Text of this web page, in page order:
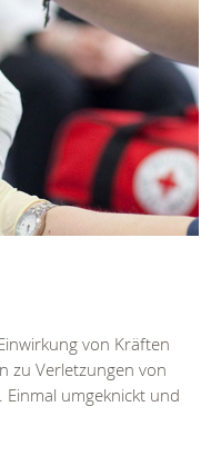
von Kräften
zu Verletzungen von
Einmal umgeknickt und